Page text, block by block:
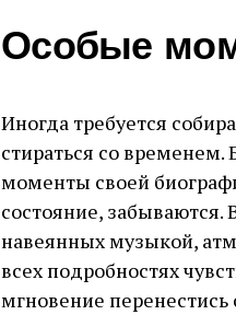
Особые
Иногда требуется
стираться со временем.
моменты своей
состояние, забываются.
навеянных музыкой,
всех подробностях
мгновение